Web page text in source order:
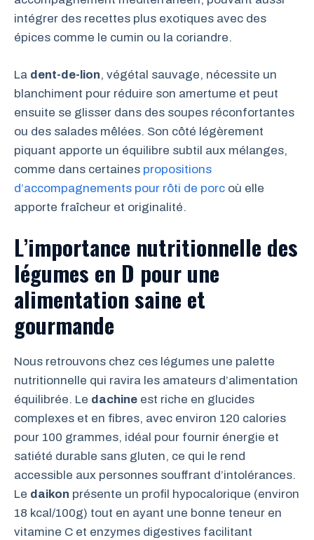
intégrer des recettes plus exotiques avec des
épices comme le cumin ou la coriandre.
La dent-de-lion, végétal sauvage, nécessite un
blanchiment pour réduire son amertume et peut
ensuite se glisser dans des soupes réconfortantes
ou des salades mêlées. Son côté légèrement
piquant apporte un équilibre subtil aux mélanges,
comme dans certaines propositions
d’accompagnements pour rôti de porc où elle
apporte fraîcheur et originalité.
L’importance nutritionnelle des
légumes en D pour une
alimentation saine et
gourmande
Nous retrouvons chez ces légumes une palette
nutritionnelle qui ravira les amateurs d’alimentation
équilibrée. Le dachine est riche en glucides
complexes et en fibres, avec environ 120 calories
pour 100 grammes, idéal pour fournir énergie et
satiété durable sans gluten, ce qui le rend
accessible aux personnes souffrant d’intolérances.
Le daikon présente un profil hypocalorique (environ
18 kcal/100g) tout en ayant une bonne teneur en
vitamine C et enzymes digestives facilitant